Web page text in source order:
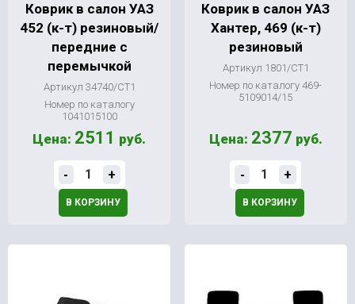
Коврик в салон УАЗ
452 (к-т) резиновый/
передние с
перемычкой
Артикул 34740/СТ1
Номер по каталогу
1041015100
Цена: 2511 руб.
- +
В КОРЗИНУ
Коврик в салон УАЗ
Хантер, 469 (к-т)
резиновый
Артикул 1801/СТ1
Номер по каталогу 469-
5109014/15
Цена: 2377 руб.
- +
В КОРЗИНУ